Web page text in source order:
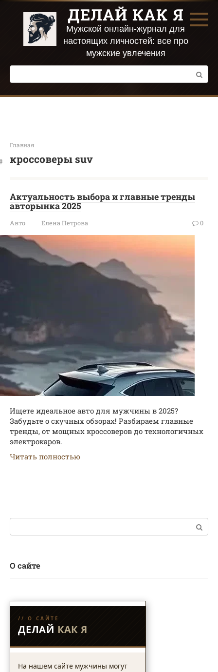
Перейти
контенту
ДЕЛАЙ КАК Я
Мужской онлайн-журнал для
настоящих личностей: все про
мужские увлечения
Поиск:
Главная
кроссоверы suv
Актуальность выбора и главные тренды
авторынка 2025
Авто Елена Петрова 0
Ищете идеальное авто для мужчины в 2025?
Забудьте о скучных обзорах! Разбираем главные
тренды, от мощных кроссоверов до технологичных
электрокаров.
Читать полностью
Поиск:
О сайте
// О САЙТЕ
ДЕЛАЙ КАК Я
На нашем сайте мужчины могут